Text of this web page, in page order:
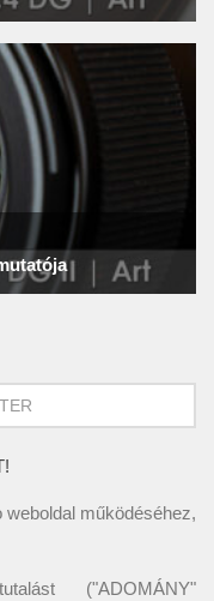
működéséhez,
("ADOMÁNY"